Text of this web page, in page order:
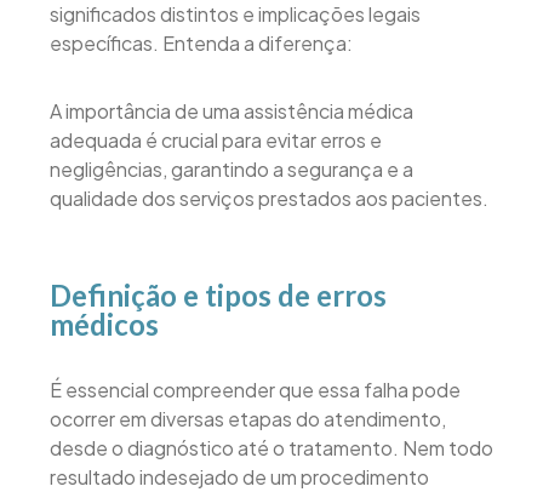
significados distintos e implicações legais
específicas. Entenda a diferença:
A importância de uma assistência médica
adequada é crucial para evitar erros e
negligências, garantindo a segurança e a
qualidade dos serviços prestados aos pacientes.
Definição e tipos de erros
médicos
É essencial compreender que essa falha pode
ocorrer em diversas etapas do atendimento,
desde o diagnóstico até o tratamento. Nem todo
resultado indesejado de um procedimento